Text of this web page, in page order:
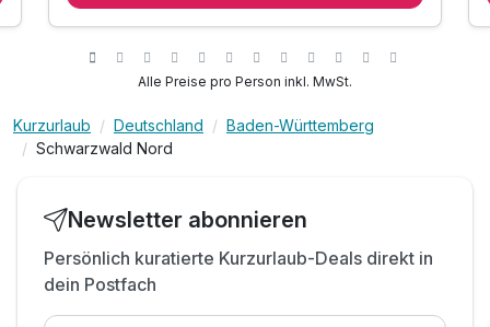
inkl. Wellnesstasche: Bademantel / Handtücher
inkl. Teilnahme Sportprogramm von Montag -
Samstag
inkl. Tee und Obst*
inkl. Parkplatz direkt am Hotel
inkl. Parken von e-Mobilen
Alle Preise pro Person inkl. MwSt.
Kurzurlaub Deutschland
Baden-Württemberg
Schwarzwald Nord
Newsletter abonnieren
Persönlich kuratierte Kurzurlaub-Deals direkt in
dein Postfach